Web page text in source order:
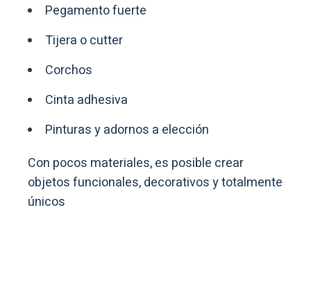
Pegamento fuerte
Tijera o cutter
Corchos
Cinta adhesiva
Pinturas y adornos a elección
Con pocos materiales, es posible crear
objetos funcionales, decorativos y totalmente
únicos